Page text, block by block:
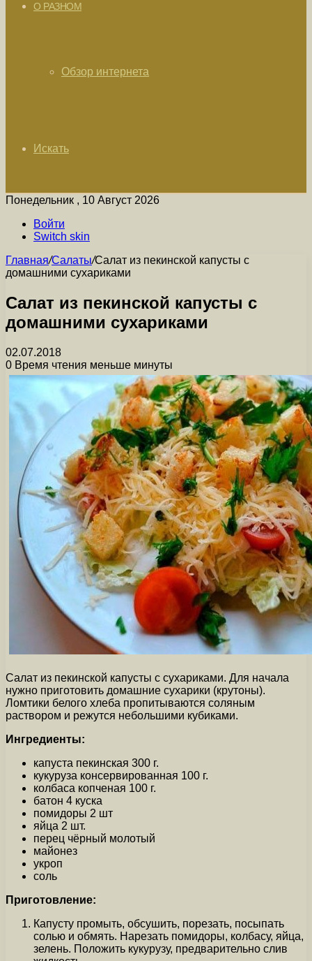
О РАЗНОМ
Обзор интернета
Искать
Понедельник , 10 Август 2026
Войти
Switch skin
Главная/Салаты/Cалат из пекинской капусты с
домашними сухариками
Cалат из пекинской капусты с
домашними сухариками
02.07.2018
0 Время чтения меньше минуты
Салат из пекинской капусты с сухариками. Для начала
нужно приготовить домашние сухарики (крутоны).
Ломтики белого хлеба пропитываются соляным
раствором и режутся небольшими кубиками.
Ингредиенты:
капуста пекинская 300 г.
кукуруза консервированная 100 г.
колбаса копченая 100 г.
батон 4 куска
помидоры 2 шт
яйца 2 шт.
перец чёрный молотый
майонез
укроп
соль
Приготовление:
Капусту промыть, обсушить, порезать, посыпать
солью и обмять. Нарезать помидоры, колбасу, яйца,
зелень. Положить кукурузу, предварительно слив